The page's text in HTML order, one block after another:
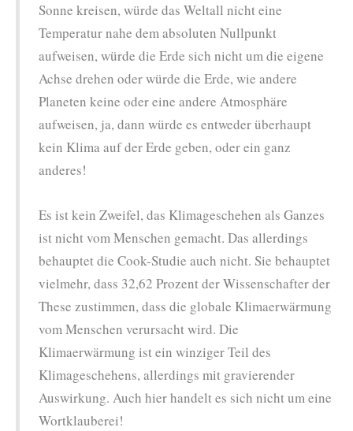
Sonne kreisen, würde das Weltall nicht eine
Temperatur nahe dem absoluten Nullpunkt
aufweisen, würde die Erde sich nicht um die eigene
Achse drehen oder würde die Erde, wie andere
Planeten keine oder eine andere Atmosphäre
aufweisen, ja, dann würde es entweder überhaupt
kein Klima auf der Erde geben, oder ein ganz
anderes!
Es ist kein Zweifel, das Klimageschehen als Ganzes
ist nicht vom Menschen gemacht. Das allerdings
behauptet die Cook-Studie auch nicht. Sie behauptet
vielmehr, dass 32,62 Prozent der Wissenschafter der
These zustimmen, dass die globale Klimaerwärmung
vom Menschen verursacht wird. Die
Klimaerwärmung ist ein winziger Teil des
Klimageschehens, allerdings mit gravierender
Auswirkung. Auch hier handelt es sich nicht um eine
Wortklauberei!